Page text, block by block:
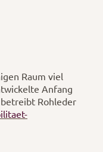
Raum viel
Anfang
Rohleder